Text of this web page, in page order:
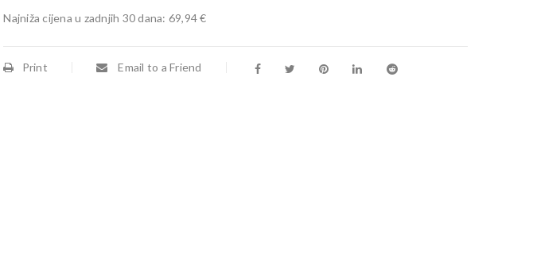
Najniža cijena u zadnjih 30 dana: 69,94 €
Print Email to a Friend